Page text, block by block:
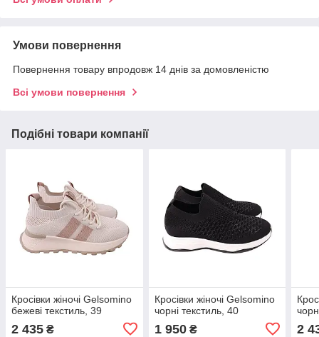
Умови повернення
Повернення товару впродовж 14 днів за домовленістю
Всі умови повернення
Подібні товари компанії
Кросівки жіночі Gelsomino
бежеві текстиль, 39
2 435 ₴
Кросівки жіночі Gelsomino
чорні текстиль, 40
1 950₴ 2